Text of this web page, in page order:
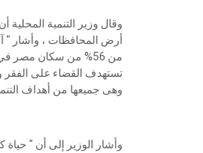
وقال وزير التنمية
أرض المحافظات ، وأشار "
من 56% من سكان مصر
تستهدف القضاء على الفقر
وهى جميعها من أهداف
وأشار الوزير إلى أن "